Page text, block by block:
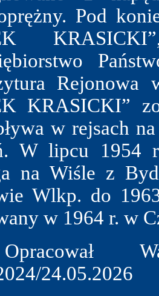
Pod
KRASICKI”
w rejsach
W lipcu 1954
na Wiśle z
Wlkp. do
w 1964 r. w
24.05.2026